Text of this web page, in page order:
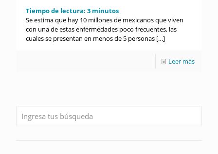
Tiempo de lectura: 3 minutos
Se estima que hay 10 millones de mexicanos que viven
con una de estas enfermedades poco frecuentes, las
cuales se presentan en menos de 5 personas […]
Leer más